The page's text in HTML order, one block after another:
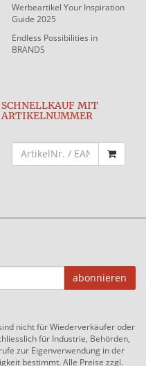
Werbeartikel Your Inspiration
Guide 2025
Endless Possibilities in
BRANDS
SCHNELLKAUF MIT
ARTIKELNUMMER
abonnieren
nicht für Wiederverkäufer oder
für Industrie, Behörden,
zur Eigenverwendung in der
bestimmt. Alle Preise zzgl.